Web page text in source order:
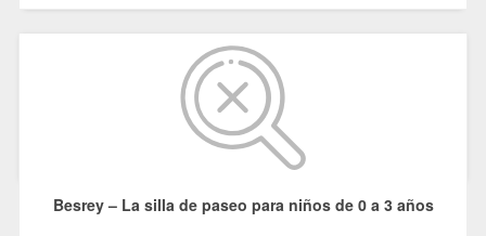
Besrey – La silla de paseo para niños de 0 a 3 años